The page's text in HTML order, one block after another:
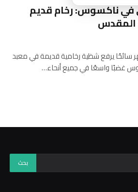
في ناكسوس: رخام قديم
المقدس
سائحًا يرفع شظية رخامية قديمة في معبد
غضبًا واسعًا في جميع أنحاء…